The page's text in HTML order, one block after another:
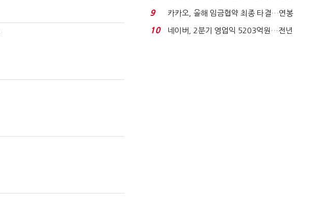
금 폭탄' 우려...
9
카카오, 올해 임금협약 최종 타결…연봉
6.3% 인상·격려...
10
네이버, 2분기 영업익 5203억원…전년